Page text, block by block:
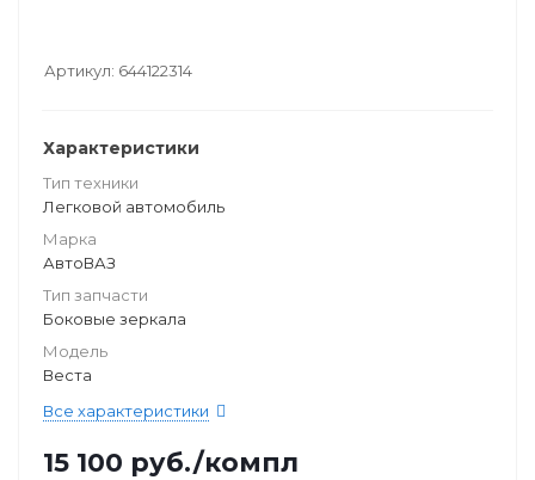
Артикул: 644122314
Характеристики
Тип техники
Легковой автомобиль
Марка
АвтоВАЗ
Тип запчасти
Боковые зеркала
Модель
Веста
Все характеристики
15 100 руб./компл